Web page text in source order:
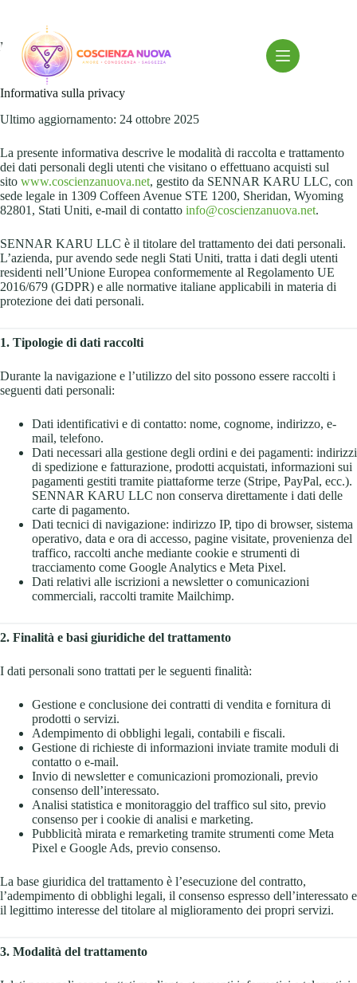
contenuto
Privacy Policy
Informativa sulla privacy
Ultimo aggiornamento: 24 ottobre 2025
La presente informativa descrive le modalità di raccolta e trattamento
dei dati personali degli utenti che visitano o effettuano acquisti sul
sito www.coscienzanuova.net, gestito da SENNAR KARU LLC, con
sede legale in 1309 Coffeen Avenue STE 1200, Sheridan, Wyoming
82801, Stati Uniti, e-mail di contatto info@coscienzanuova.net.
SENNAR KARU LLC è il titolare del trattamento dei dati personali.
L’azienda, pur avendo sede negli Stati Uniti, tratta i dati degli utenti
residenti nell’Unione Europea conformemente al Regolamento UE
2016/679 (GDPR) e alle normative italiane applicabili in materia di
protezione dei dati personali.
1. Tipologie di dati raccolti
Durante la navigazione e l’utilizzo del sito possono essere raccolti i
seguenti dati personali:
Dati identificativi e di contatto: nome, cognome, indirizzo, e-
mail, telefono.
Dati necessari alla gestione degli ordini e dei pagamenti: indirizzi
di spedizione e fatturazione, prodotti acquistati, informazioni sui
pagamenti gestiti tramite piattaforme terze (Stripe, PayPal, ecc.).
SENNAR KARU LLC non conserva direttamente i dati delle
carte di pagamento.
Dati tecnici di navigazione: indirizzo IP, tipo di browser, sistema
operativo, data e ora di accesso, pagine visitate, provenienza del
traffico, raccolti anche mediante cookie e strumenti di
tracciamento come Google Analytics e Meta Pixel.
Dati relativi alle iscrizioni a newsletter o comunicazioni
commerciali, raccolti tramite Mailchimp.
2. Finalità e basi giuridiche del trattamento
I dati personali sono trattati per le seguenti finalità:
Gestione e conclusione dei contratti di vendita e fornitura di
prodotti o servizi.
Adempimento di obblighi legali, contabili e fiscali.
Gestione di richieste di informazioni inviate tramite moduli di
contatto o e-mail.
Invio di newsletter e comunicazioni promozionali, previo
consenso dell’interessato.
Analisi statistica e monitoraggio del traffico sul sito, previo
consenso per i cookie di analisi e marketing.
Pubblicità mirata e remarketing tramite strumenti come Meta
Pixel e Google Ads, previo consenso.
La base giuridica del trattamento è l’esecuzione del contratto,
l’adempimento di obblighi legali, il consenso espresso dell’interessato e
il legittimo interesse del titolare al miglioramento dei propri servizi.
3. Modalità del trattamento